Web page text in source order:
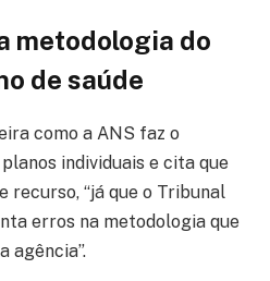
metodologia do
de saúde
como a ANS faz o
individuais e cita que
recurso, “já que o Tribunal
erros na metodologia que
agência”.